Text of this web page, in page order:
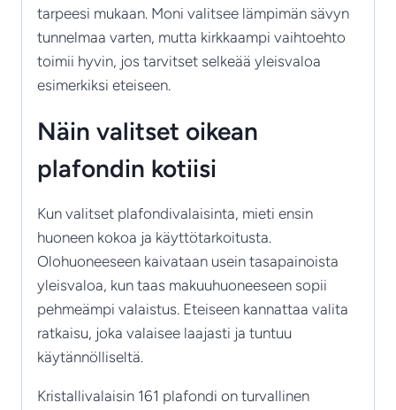
tarpeesi mukaan. Moni valitsee lämpimän sävyn
tunnelmaa varten, mutta kirkkaampi vaihtoehto
toimii hyvin, jos tarvitset selkeää yleisvaloa
esimerkiksi eteiseen.
Näin valitset oikean
plafondin kotiisi
Kun valitset plafondivalaisinta, mieti ensin
huoneen kokoa ja käyttötarkoitusta.
Olohuoneeseen kaivataan usein tasapainoista
yleisvaloa, kun taas makuuhuoneeseen sopii
pehmeämpi valaistus. Eteiseen kannattaa valita
ratkaisu, joka valaisee laajasti ja tuntuu
käytännölliseltä.
Kristallivalaisin 161 plafondi on turvallinen